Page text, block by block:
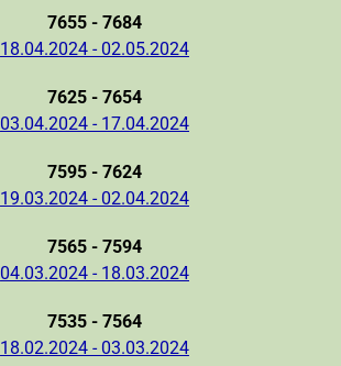
7655 - 7684
18.04.2024 - 02.05.2024
7625 - 7654
03.04.2024 - 17.04.2024
7595 - 7624
19.03.2024 - 02.04.2024
7565 - 7594
04.03.2024 - 18.03.2024
7535 - 7564
18.02.2024 - 03.03.2024